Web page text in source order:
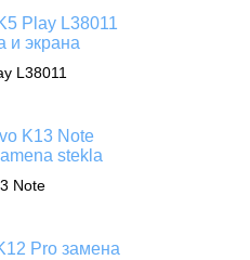
L38011
Note